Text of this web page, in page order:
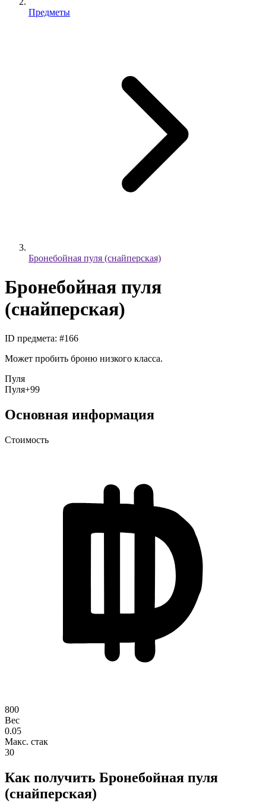
Предметы
Бронебойная пуля (снайперская)
Бронебойная пуля
(снайперская)
ID предмета: #166
Может пробить броню низкого класса.
Пуля
Пуля+99
Основная информация
Стоимость
800
Вес
0.05
Макс. стак
30
Как получить Бронебойная пуля
(снайперская)